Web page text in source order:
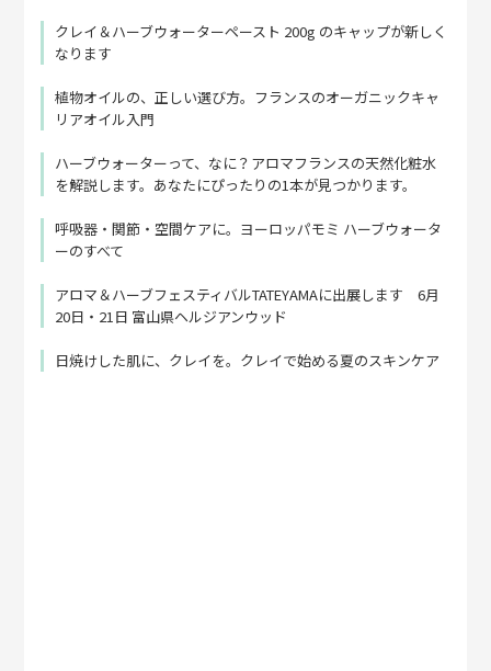
クレイ＆ハーブウォーターペースト 200g のキャップが新しく
なります
植物オイルの、正しい選び方。フランスのオーガニックキャ
リアオイル入門
ハーブウォーターって、なに？アロマフランスの天然化粧水
を解説します。あなたにぴったりの1本が見つかります。
呼吸器・関節・空間ケアに。ヨーロッパモミ ハーブウォータ
ーのすべて
アロマ＆ハーブフェスティバルTATEYAMAに出展します 6月
20日・21日 富山県ヘルジアンウッド
日焼けした肌に、クレイを。クレイで始める夏のスキンケア